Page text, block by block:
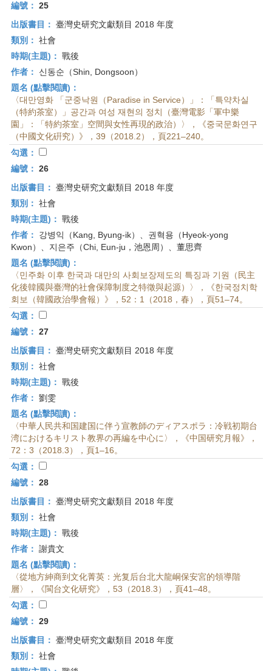
編號： 25
出版書目： 臺灣史研究文獻類目 2018 年度
類別： 社會
時期(主題)： 戰後
作者：
신동순（Shin, Dongsoon）
題名 (點擊閱讀)：
〈대만영화 「군중낙원（Paradise in Service）」：「특약차실
（特約茶室）」공간과 여성 재현의 정치（臺灣電影「軍中樂
園」：「特約茶室」空間與女性再現的政治）〉，《중국문화연구
（中國文化硏究）》，39（2018.2），頁221–240。
勾選：
編號： 26
出版書目： 臺灣史研究文獻類目 2018 年度
類別： 社會
時期(主題)： 戰後
作者：
강병익（Kang, Byung-ik）、권혁용（Hyeok-yong
Kwon）、지은주（Chi, Eun-ju，池恩周）、董思齊
題名 (點擊閱讀)：
〈민주화 이후 한국과 대만의 사회보장제도의 특징과 기원（民主
化後韓國與臺灣的社會保障制度之特徵與起源）〉，《한국정치학
회보（韓國政治學會報）》，52：1（2018，春），頁51–74。
勾選：
編號： 27
出版書目： 臺灣史研究文獻類目 2018 年度
類別： 社會
時期(主題)： 戰後
作者： 劉雯
題名 (點擊閱讀)：
〈中華人民共和国建国に伴う宣教師のディアスポラ：冷戦初期台
湾におけるキリスト教界の再編を中心に〉，《中国研究月報》，
72：3（2018.3），頁1–16。
勾選：
編號： 28
出版書目： 臺灣史研究文獻類目 2018 年度
類別： 社會
時期(主題)： 戰後
作者： 謝貴文
題名 (點擊閱讀)：
〈從地方紳商到文化菁英：光复后台北大龍峒保安宮的領導階
層〉，《閩台文化研究》，53（2018.3），頁41–48。
勾選：
編號： 29
出版書目： 臺灣史研究文獻類目 2018 年度
類別： 社會